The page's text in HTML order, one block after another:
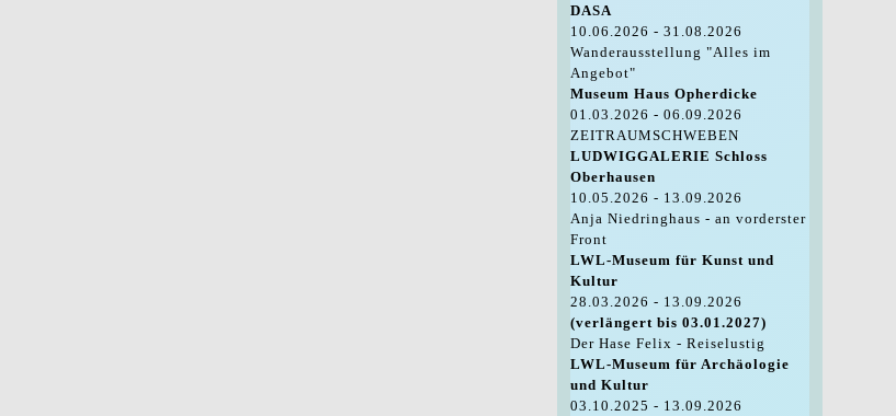
DASA
10.06.2026 - 31.08.2026
Wanderausstellung "Alles im
Angebot"
Museum Haus Opherdicke
01.03.2026 - 06.09.2026
ZEITRAUMSCHWEBEN
LUDWIGGALERIE Schloss
Oberhausen
10.05.2026 - 13.09.2026
Anja Niedringhaus - an vorderster
Front
LWL-Museum für Kunst und
Kultur
28.03.2026 - 13.09.2026
(verlängert bis 03.01.2027)
Der Hase Felix - Reiselustig
LWL-Museum für Archäologie
und Kultur
03.10.2025 - 13.09.2026